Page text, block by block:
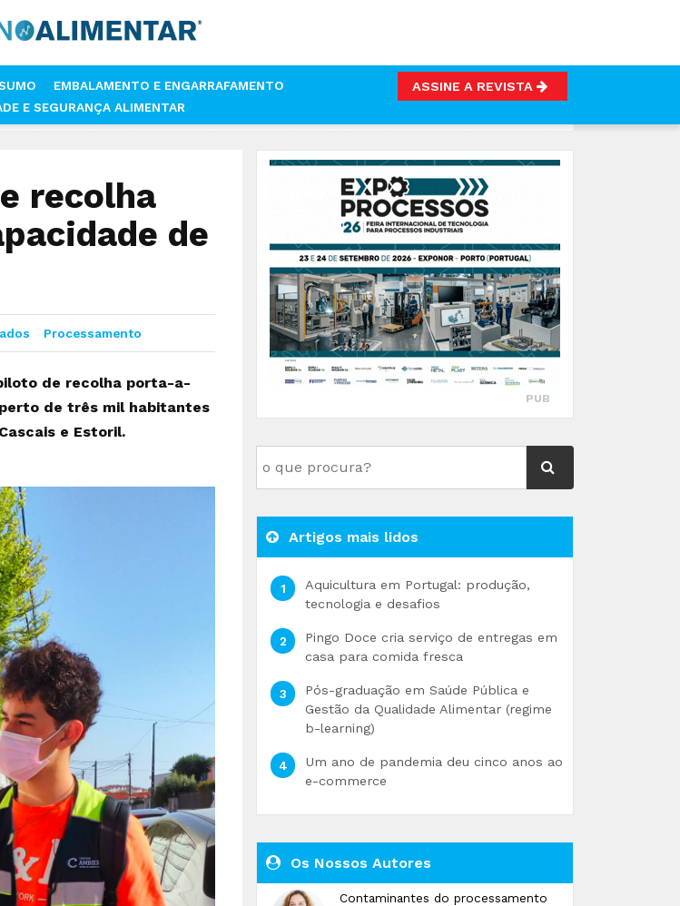
EMBALAMENTO E ENGARRAFAMENTO
E SEGURANÇA ALIMENTAR
ASSINE A REVISTA
PORTA-A-PORTA TRIPLICA CAPACIDADE DE RECOLHA DE RECICLÁVEIS
recolha
de
Processamento
de recolha porta-a-
de três mil habitantes
e Estoril.
PUB
Artigos mais lidos
Aquicultura em Portugal: produção,
tecnologia e desafios
Pingo Doce cria serviço de entregas em
casa para comida fresca
Pós-graduação em Saúde Pública e
Gestão da Qualidade Alimentar (regime
b-learning)
Um ano de pandemia deu cinco anos ao
e-commerce
Os Nossos Autores
Contaminantes do processamento